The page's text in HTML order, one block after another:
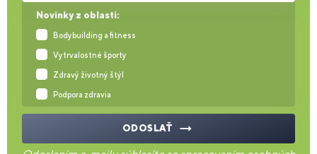
Novinky z oblasti:
Bodybuilding a fitness
Vytrvalostné športy
Zdravý životný štýl
Podpora zdravia
ODOSLAŤ